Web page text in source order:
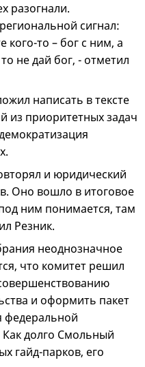
разогнали.
сигнал:
кого-то – бог с ним, а
не дай бог, - отметил
написать в тексте
из приоритетных задач
и юридический
Оно вошло в итоговое
ним понимается, там
Резник.
неоднозначное
что комитет решил
и оформить пакет
федеральной
долго Смольный
гайд-парков, его